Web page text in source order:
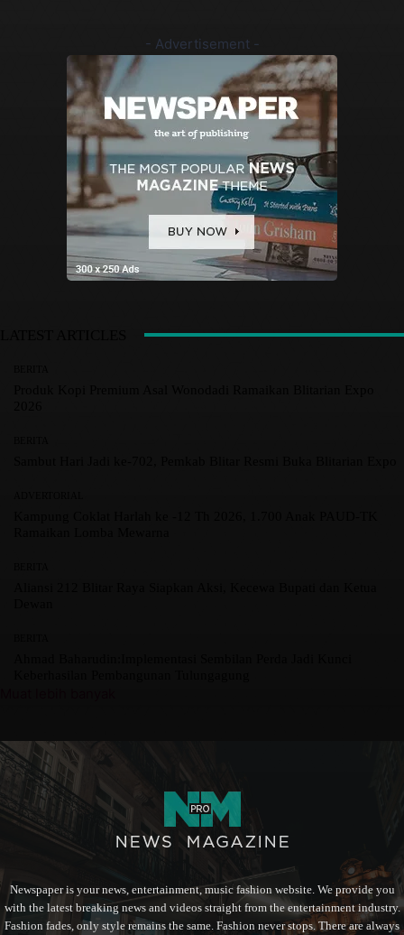
- Advertisement -
Newspaper is your news, entertainment, music fashion website. We provide you
with the latest breaking news and videos straight from the entertainment industry.
Fashion fades, only style remains the same. Fashion never stops. There are always